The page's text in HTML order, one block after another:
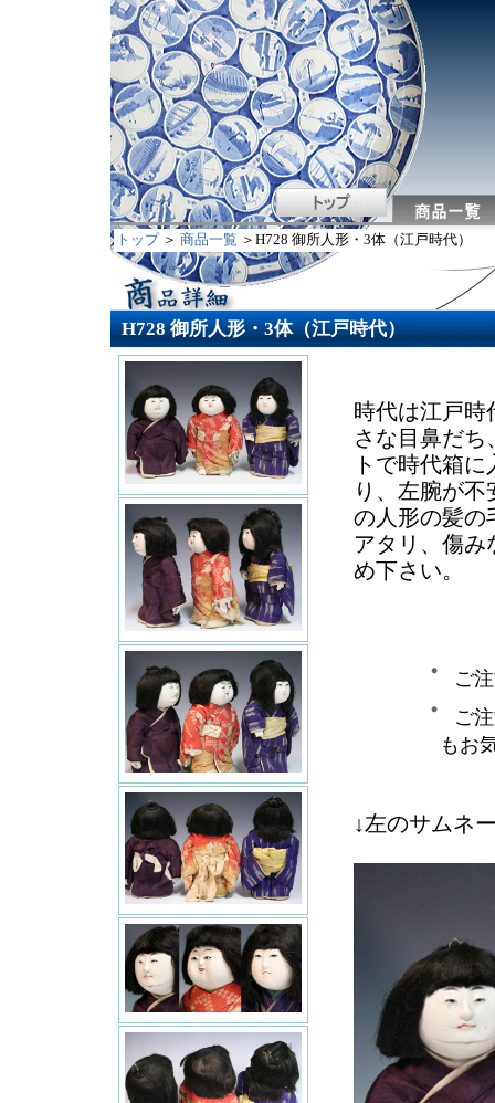
トップ ＞ 商品一覧 ＞H728 御所人形・3体（江戸時代）
H728 御所人形・3体（江戸時代）
時代は江戸時
さな目鼻だち
トで時代箱
り、左腕が
の人形の髪の
アタリ、傷み
め下さい。
ご
ご
もお
↓左のサムネ